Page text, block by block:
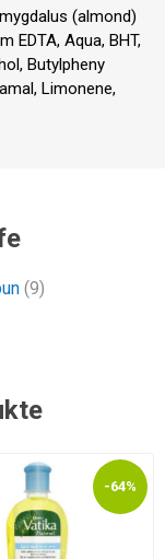
(almond)
EDTA, Aqua, BHT,
Butylpheny
Limonene,
(9)
-64%